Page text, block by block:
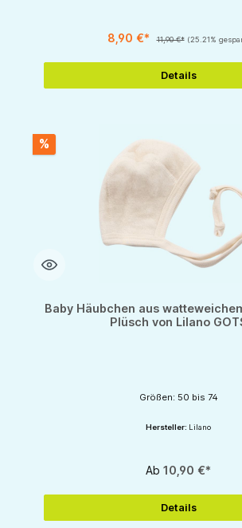
8,90 €* 11,90 €* (25.21%
Details
%
Baby Häubchen aus
Plüsch von Lilano
Größen: 50 bis 74
Hersteller: Lilano
Ab 10,90 €*
Details